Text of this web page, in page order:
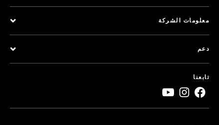
معلومات الشركة
دعم
تابعنا